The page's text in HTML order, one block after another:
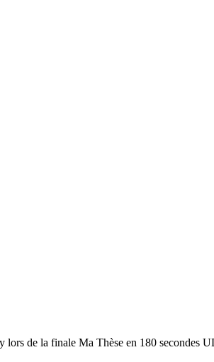
de la finale Ma Thèse en 180 secondes